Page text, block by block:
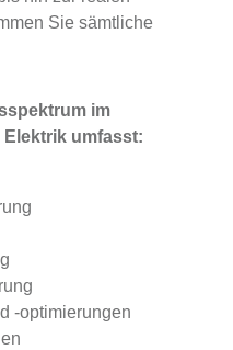
Sie sämtliche
im
umfasst:
-optimierungen